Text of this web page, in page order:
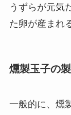
うずらが元気
た卵が産まれ
燻製玉子の
一般的に、燻